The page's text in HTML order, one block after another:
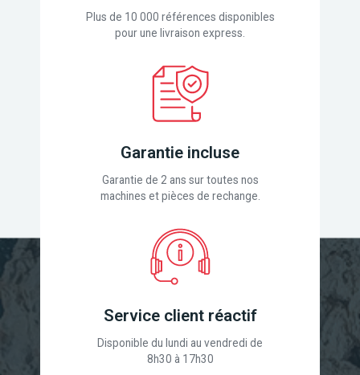
Plus de 10 000 références disponibles
pour une livraison express.
Garantie incluse
Garantie de 2 ans sur toutes nos
machines et pièces de rechange.
Service client réactif
Disponible du lundi au vendredi de
8h30 à 17h30